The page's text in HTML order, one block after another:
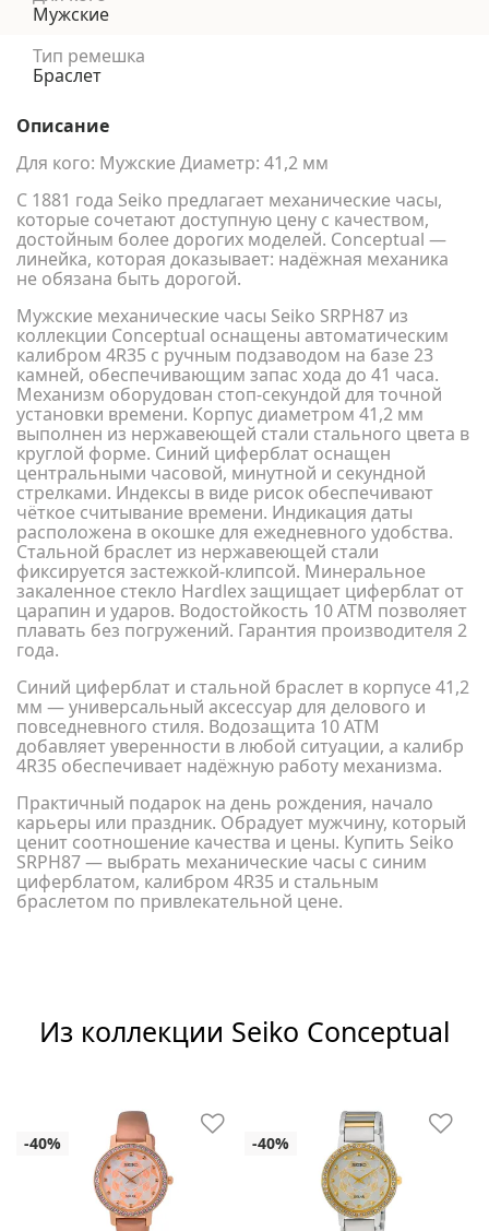
Мужские
Тип ремешка
Браслет
Описание
Для кого: Мужские Диаметр: 41,2 мм
С 1881 года Seiko предлагает механические часы,
которые сочетают доступную цену с качеством,
достойным более дорогих моделей. Conceptual —
линейка, которая доказывает: надёжная механика
не обязана быть дорогой.
Мужские механические часы Seiko SRPH87 из
коллекции Conceptual оснащены автоматическим
калибром 4R35 с ручным подзаводом на базе 23
камней, обеспечивающим запас хода до 41 часа.
Механизм оборудован стоп-секундой для точной
установки времени. Корпус диаметром 41,2 мм
выполнен из нержавеющей стали стального цвета в
круглой форме. Синий циферблат оснащен
центральными часовой, минутной и секундной
стрелками. Индексы в виде рисок обеспечивают
чёткое считывание времени. Индикация даты
расположена в окошке для ежедневного удобства.
Стальной браслет из нержавеющей стали
фиксируется застежкой-клипсой. Минеральное
закаленное стекло Hardlex защищает циферблат от
царапин и ударов. Водостойкость 10 АТМ позволяет
плавать без погружений. Гарантия производителя 2
года.
Синий циферблат и стальной браслет в корпусе 41,2
мм — универсальный аксессуар для делового и
повседневного стиля. Водозащита 10 АТМ
добавляет уверенности в любой ситуации, а калибр
4R35 обеспечивает надёжную работу механизма.
Практичный подарок на день рождения, начало
карьеры или праздник. Обрадует мужчину, который
ценит соотношение качества и цены. Купить Seiko
SRPH87 — выбрать механические часы с синим
циферблатом, калибром 4R35 и стальным
браслетом по привлекательной цене.
Из коллекции Seiko Conceptual